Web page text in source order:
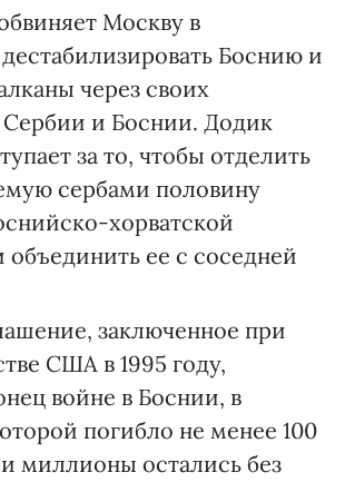
Москву в
Боснию и
через своих
Сербии и Боснии. Додик
за то, чтобы отделить
сербами половину
хорватской
ее с соседней
заключенное при
США в 1995 году,
войне в Боснии, в
погибло не менее 100
миллионы остались без